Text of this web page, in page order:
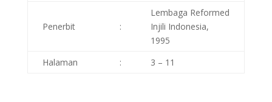
Penerbit :
Lembaga Reformed
Injili Indonesia,
1995
Halaman
: 3 – 11